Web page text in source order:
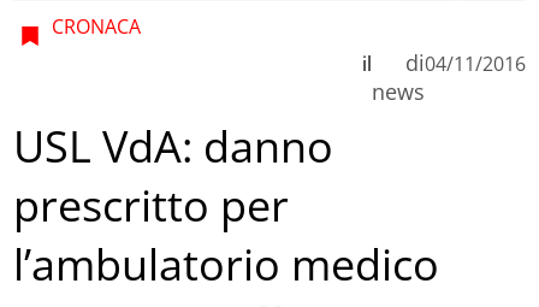
CRONACA
di
news
il 04/11/2016
USL VdA: danno
prescritto per
l’ambulatorio medico